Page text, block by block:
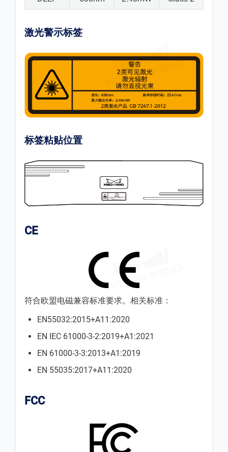
激光警示标签
标签粘贴位置
CE
符合欧盟电磁兼容标准要求。相关标准：
EN55032:2015+A11:2020
EN IEC 61000-3-2:2019+A1:2021
EN 61000-3-3:2013+A1:2019
EN 55035:2017+A11:2020
FCC